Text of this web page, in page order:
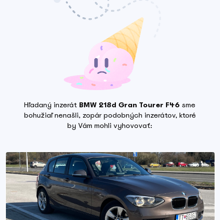
Hľadaný inzerát BMW 218d Gran Tourer F46 sme
bohužiaľ nenašli, zopár podobných inzerátov, ktoré
by Vám mohli vyhovovať: